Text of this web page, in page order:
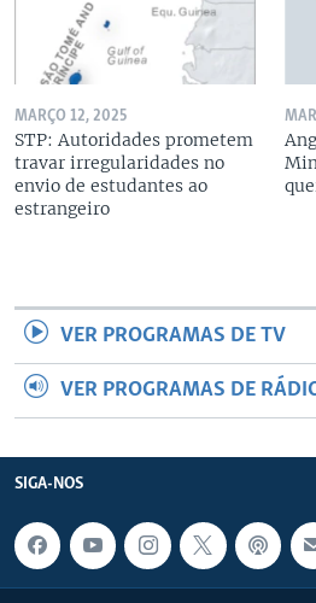
MARÇO 12, 2025
STP: Autoridades prometem
travar irregularidades no
envio de estudantes ao
estrangeiro
VER PROGRAMAS DE TV
VER PROGRAMAS DE
SIGA-NOS